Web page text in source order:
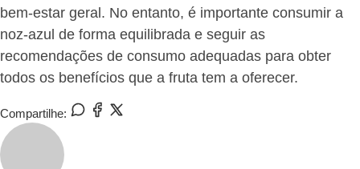
bem-estar geral. No entanto, é importante consumir a
noz-azul de forma equilibrada e seguir as
recomendações de consumo adequadas para obter
todos os benefícios que a fruta tem a oferecer.
Compartilhe: